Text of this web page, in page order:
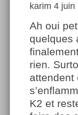
karim 4 juin
Ah oui
quelques
rien.
attendent
K2 et